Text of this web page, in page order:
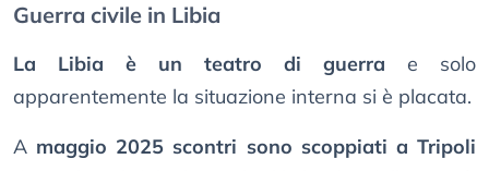
Guerra civile in Libia
La Libia è un teatro di guerra e solo
apparentemente la situazione interna si è placata.
A maggio 2025 scontri sono scoppiati a Tripoli